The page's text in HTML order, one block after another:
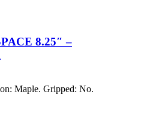
8.25″ –
Maple. Gripped: No.